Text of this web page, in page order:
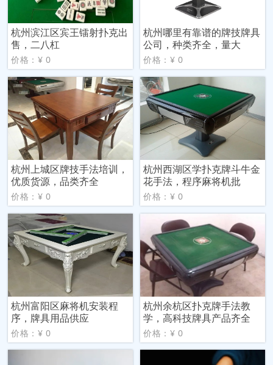
杭州滨江区宾王镭射扑克出
售，二八杠
价格：¥ 0
杭州哪里有靠谱的牌技牌具
公司，种类齐全，量大
价格：¥ 0
杭州上城区牌技手法培训，
优质货源，品类齐全
价格：¥ 0
杭州西湖区学扑克牌斗牛金
花手法，程序麻将机批
价格：¥ 0
杭州富阳区麻将机安装程
序，牌具用品供应
价格：¥ 0
杭州余杭区扑克牌手法教
学，高科技牌具产品齐全
价格：¥ 0